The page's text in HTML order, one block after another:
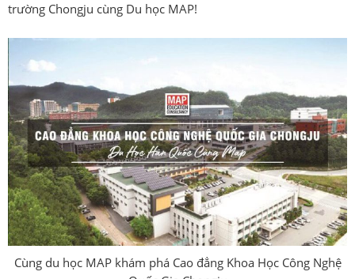
trường Chongju cùng Du học MAP!
Cùng du học MAP khám phá Cao đẳng Khoa Học Công Nghệ